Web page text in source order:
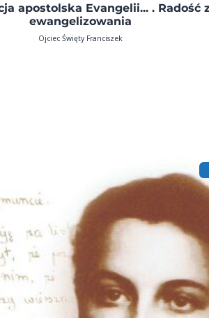
apostolska Evangelii... . Radość
ewangelizowania
Ojciec Święty Franciszek